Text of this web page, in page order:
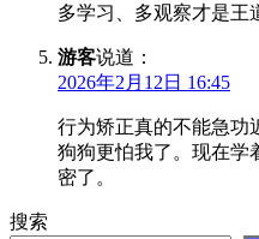
多学习、多观察才是王
游客说道：
2026年2月12日 16:45
行为矫正真的不能急功
狗狗更怕我了。现在学
密了。
搜索